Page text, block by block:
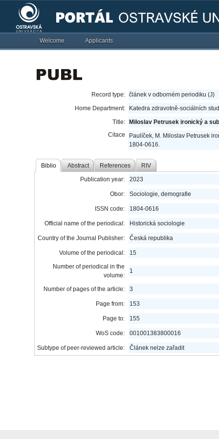
Welcome Applicants
Record type: článek v odborném periodiku (J)
Home Department:
Katedra zdravotně-sociálních
Title:
Miloslav Petrusek ironický a
Citace
Paulíček, M. Miloslav Petrusek
1804-0616.
Biblio Abstract References RIV
Publication year: 2023
Obor: Sociologie, demografie
ISSN code: 1804-0616
Official name of the periodical: Historická sociologie
Country of the Journal Publisher: Česká republika
Volume of the periodical:
15
Number of periodical in the
volume:
1
Number of pages of the article: 3
Page from: 153
Page to: 155
WoS code: 001001383800016
Subtype of peer-reviewed article: Článek nelze zařadit